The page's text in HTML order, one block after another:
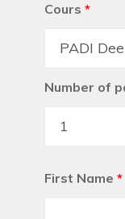
Cours *
Number of
First Name *